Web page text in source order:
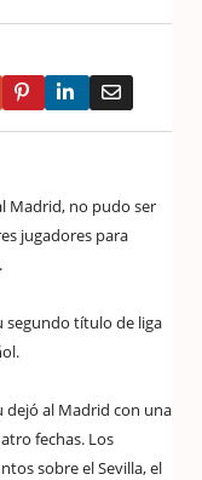
Google+PinterestLinkedIn
Madrid, no pudo ser
jugadores para
segundo título de liga
dejó al Madrid con una
fechas. Los
sobre el Sevilla, el